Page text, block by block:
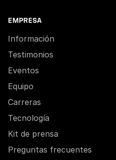
EMPRESA
Información
Testimonios
Eventos
Equipo
Carreras
Tecnología
Kit de prensa
Preguntas frecuentes